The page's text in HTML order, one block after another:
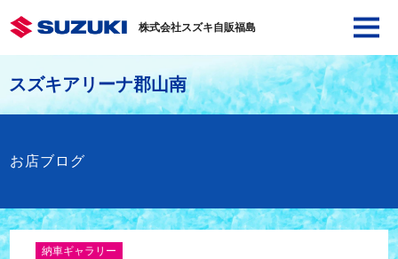
株式会社スズキ自販福島
スズキアリーナ郡山南
お店ブログ
納車ギャラリー